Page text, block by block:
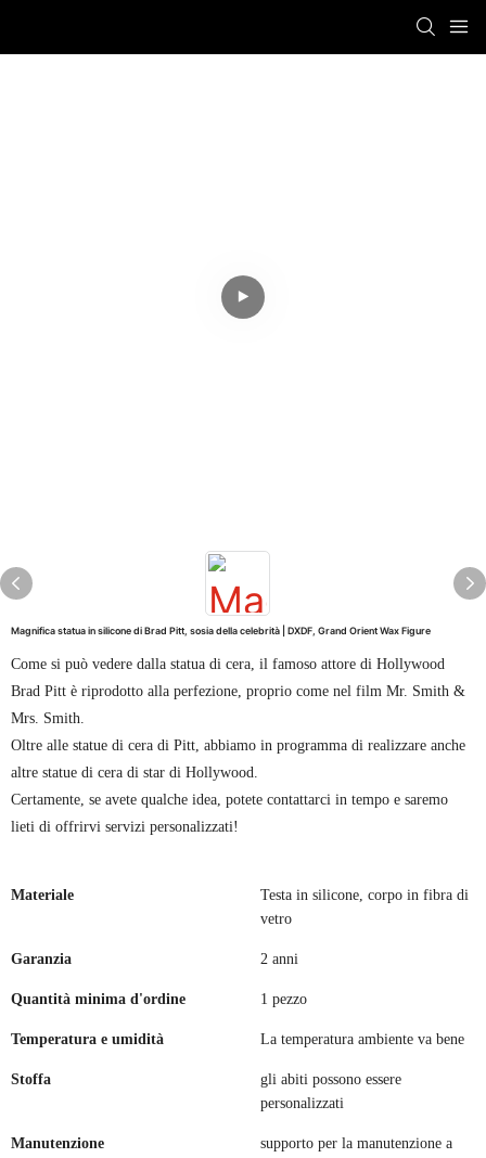
Magnifica statua in silicone di Brad Pitt, sosia della celebrità | DXDF, Grand Orient Wax Figure
Come si può vedere dalla statua di cera, il famoso attore di Hollywood
Brad Pitt è riprodotto alla perfezione, proprio come nel film Mr. Smith &
Mrs. Smith.
Oltre alle statue di cera di Pitt, abbiamo in programma di realizzare anche
altre statue di cera di star di Hollywood.
Certamente, se avete qualche idea, potete contattarci in tempo e saremo
lieti di offrirvi servizi personalizzati!
Materiale
Testa in silicone, corpo in fibra di
vetro
Garanzia 2 anni
Quantità minima d'ordine 1 pezzo
Temperatura e umidità La temperatura ambiente va bene
Stoffa
gli abiti possono essere
personalizzati
Manutenzione
supporto per la manutenzione a